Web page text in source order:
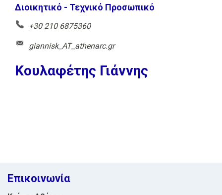
Διοικητικό - Τεχνικό Προσωπικό
+30 210 6875360
giannisk_AT_athenarc.gr
Κουλαφέτης Γιάννης
Επικοινωνία